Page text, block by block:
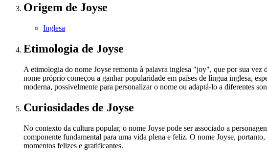
Origem de Joyse
Inglesa
Etimologia de Joyse
A etimologia do nome Joyse remonta à palavra inglesa "joy", que por sua
nome próprio começou a ganhar popularidade em países de língua inglesa,
moderna, possivelmente para personalizar o nome ou adaptá-lo a diferentes
Curiosidades de Joyse
No contexto da cultura popular, o nome Joyse pode ser associado a
componente fundamental para uma vida plena e feliz. O nome Joyse,
momentos felizes e gratificantes.